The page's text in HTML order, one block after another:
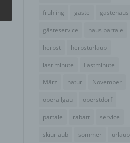
frühling gäste gästehaus
gästeservice haus partale
herbst herbsturlaub
last minute Lastminute
März natur November
oberallgäu oberstdorf
partale rabatt service
skiurlaub sommer urlaub